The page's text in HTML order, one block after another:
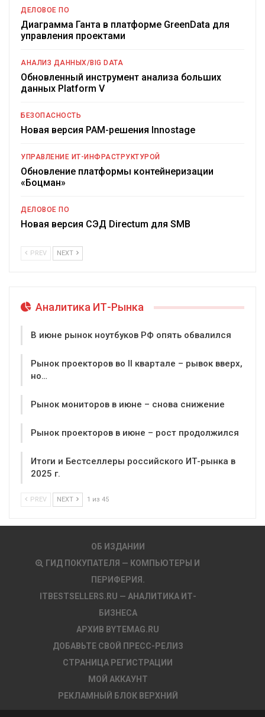
ДЕЛОВОЕ ПО
Диаграмма Ганта в платформе GreenData для
управления проектами
АНАЛИЗ ДАННЫХ/BIG DATA
Обновленный инструмент анализа больших
данных Platform V
БЕЗОПАСНОСТЬ
Новая версия PAM-решения Innostage
УПРАВЛЕНИЕ ИТ-ИНФРАСТРУКТУРОЙ
Обновление платформы контейнеризации
«Боцман»
ДЕЛОВОЕ ПО
Новая версия СЭД Directum для SMB
PREV NEXT
Аналитика ИТ-Рынка
В июне рынок ноутбуков РФ опять обвалился
Рынок проекторов во II квартале – рывок вверх,
но…
Рынок мониторов в июне – снова снижение
Рынок проекторов в июне – рост продолжился
Итоги и Бестселлеры российского ИТ-рынка в
2025 г.
PREV NEXT 1 из 45
ОБ ИЗДАНИИ
ГИД ПОКУПАТЕЛЯ — КОМПЬЮТЕРЫ И
ПЕРИФЕРИЯ.
ITBESTSELLERS.RU — АНАЛИТИКА ИТ-
БИЗНЕСА
АРХИВ BYTEMAG.RU
ДОБАВЬТЕ СВОЙ ПРЕСС-РЕЛИЗ
СТРАНИЦА РЕГИСТРАЦИИ
МОЙ АККАУНТ
РЕКЛАМНЫЙ БЛОК ВЕРХНИЙ